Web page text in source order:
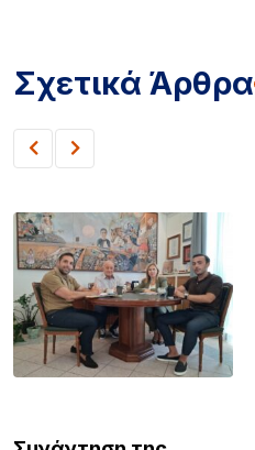
Σχετικά Άρθρα